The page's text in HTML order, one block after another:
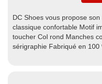
DC Shoes vous propose son
classique confortable Motif
toucher Col rond Manches
sérigraphie Fabriqué en 100